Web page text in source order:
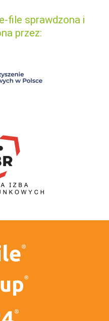
file sprawdzona i
przez: